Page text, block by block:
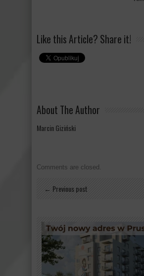
Like this Article? Share it!
About The Author
Marcin Giziński
Comments are closed.
← Previous post